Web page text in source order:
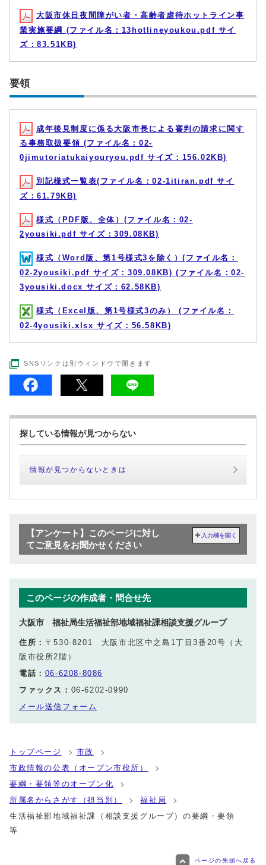
大阪市休日夜間障がい者・高齢者虐待ホットライン事
業実施要綱 (ファイル名：13hotlineyoukou.pdf サイ
ズ：83.51KB)
要領
成年後見制度に係る大阪市長による審判の請求に関す
る事務取扱要領 (ファイル名：02-
0jimutoriatukaiyouryou.pdf サイズ：156.02KB)
別記様式一覧表(ファイル名：02-1itiran.pdf サイ
ズ：61.79KB)
様式（PDF版、全体）(ファイル名：02-
2yousiki.pdf サイズ：309.08KB)
様式（Word版、第1号様式3を除く）(ファイル名：
02-2yousiki.pdf サイズ：309.08KB) (ファイル名：02-
3yousiki.docx サイズ：62.58KB)
様式（Excel版、第1号様式3のみ） (ファイル名：
02-4yousiki.xlsx サイズ：56.58KB)
SNSリンクは別ウィンドウで開きます
探している情報が見つからない
情報が見つからないときは
【アンケート】このページに対し
てご意見をお聞かせください
入力欄を開く
このページの作成者・問合せ先
大阪市 福祉局生活福祉部地域福祉課相談支援グループ
住所： 〒530-8201 大阪市北区中之島1丁目3番20号（大
阪市役所2階）
電話： 06-6208-8086
ファックス： 06-6202-0990
メール送信フォーム
トップページ
市政
市政情報の公表（オープン市役所）
要綱・要領等のオープン化
所属名からさがす（担当別）
福祉局
生活福祉部地域福祉課（相談支援グループ）の要綱・要領
等
ページの先頭へ戻る